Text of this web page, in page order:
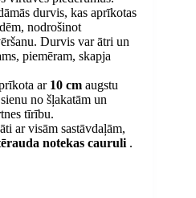
durvis, kas aprīkotas
nodrošinot
Durvis var ātri un
piemēram, skapja
ar 10 cm augstu
no šļakatām un
tīrību.
ar visām sastāvdaļām,
notekas cauruli .